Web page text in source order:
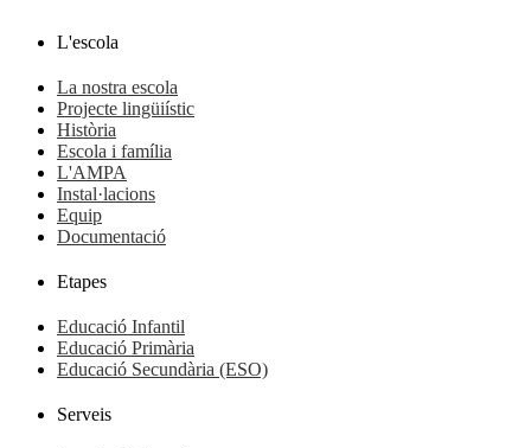
L'escola
La nostra escola
Projecte lingüiístic
Història
Escola i família
L'AMPA
Instal·lacions
Equip
Documentació
Etapes
Educació Infantil
Educació Primària
Educació Secundària (ESO)
Serveis